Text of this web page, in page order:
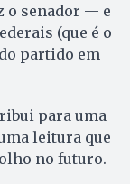
o senador — e
(que é o
partido em
para uma
leitura que
no futuro.